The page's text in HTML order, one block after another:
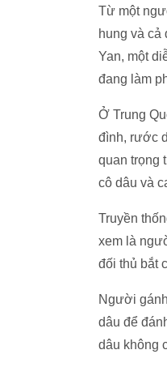
Từ một
hung và cả
Yan, một
đang làm
Ở Trung
đình, rước
quan trọng
cô dâu và
Truyền
xem là
đối thủ bắt
Người
dâu để
dâu không